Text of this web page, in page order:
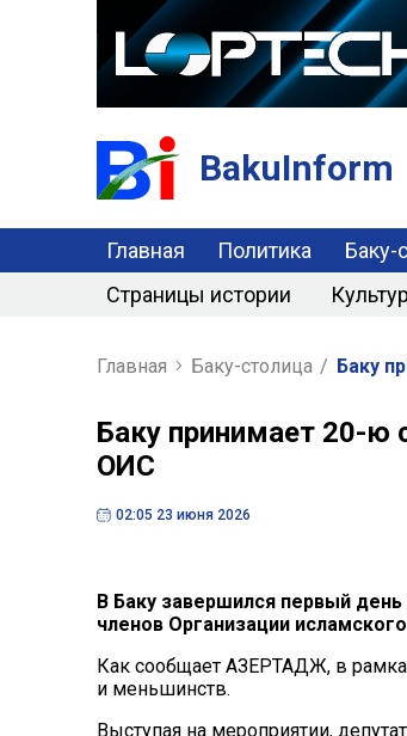
BakuInform
Главная Политика Баку-
Страницы истории
Главная Баку-столица / Баку
Баку принимает 20-ю
ОИС
02:05 23 июня 2026
В Баку завершился первый
членов Организации
Как сообщает АЗЕРТАДЖ, в
и меньшинств.
Выступая на мероприятии,